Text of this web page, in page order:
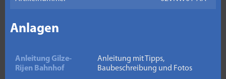
Anlagen
Anleitung Gilze-
Rijen Bahnhof
Anleitung mit Tipps,
Baubeschreibung und Fotos